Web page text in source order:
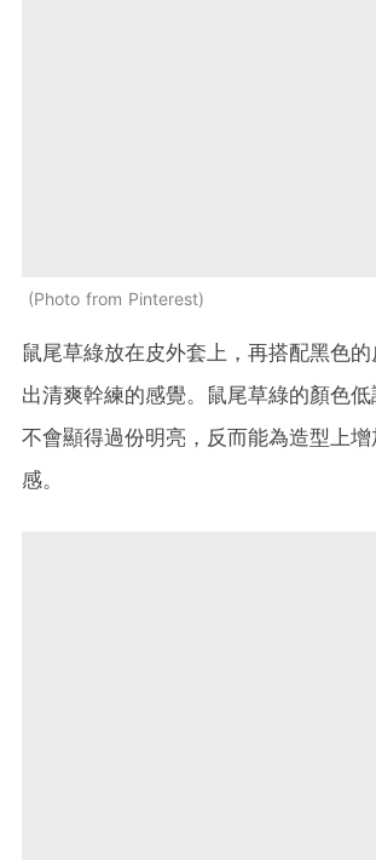
Photo from Pinterest
鼠尾草綠放在皮外套上，再搭配黑色
出清爽幹練的感覺。鼠尾草綠的顏色
不會顯得過份明亮，反而能為造型上
感。